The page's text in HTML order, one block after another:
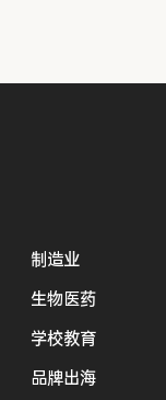
制造业
生物医药
学校教育
品牌出海